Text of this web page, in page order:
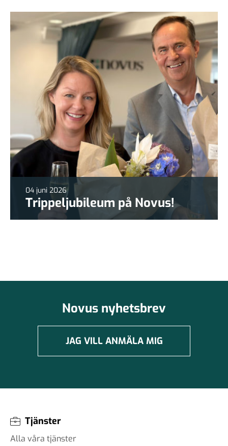
04 juni 2026
Trippeljubileum på Novus!
Novus nyhetsbrev
JAG VILL ANMÄLA MIG
Tjänster
Alla våra tjänster